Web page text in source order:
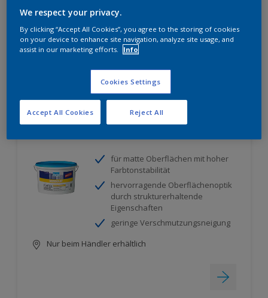
Nur beim Händler erhältlich
Herbidur
für matte Oberflächen mit hoher
Farbtonstabilität
hervorragende Oberflächenoptik
durch strukturerhaltende
Eigenschaften
geringe Verschmutzungsneigung
Nur beim Händler erhältlich
We respect your privacy.
By clicking “Accept All Cookies”, you agree to the storing of cookies
on your device to enhance site navigation, analyze site usage, and
assist in our marketing efforts.
Info
Cookies Settings
Reject All
Accept All Cookies